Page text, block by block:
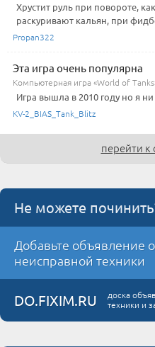
Хрустит руль при повороте,
раскуривают кальян, при
Propan322
Эта игра очень популярна
Компьютерная игра «World of
Игра вышла в 2010 году но я ни
KV-2_BIAS_Tank_Blitz
перейти
Не можете
Добавьте объявление
неисправной техники
DO.FIXIM.RU
доска
техники и